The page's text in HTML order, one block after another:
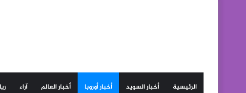
الرئيسية أخبار السويد أخبار أوروبا أخبار العالم آراء